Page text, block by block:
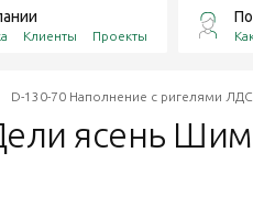
Клиенты Проекты
D-130-70 Наполнение с ригелями
ясень